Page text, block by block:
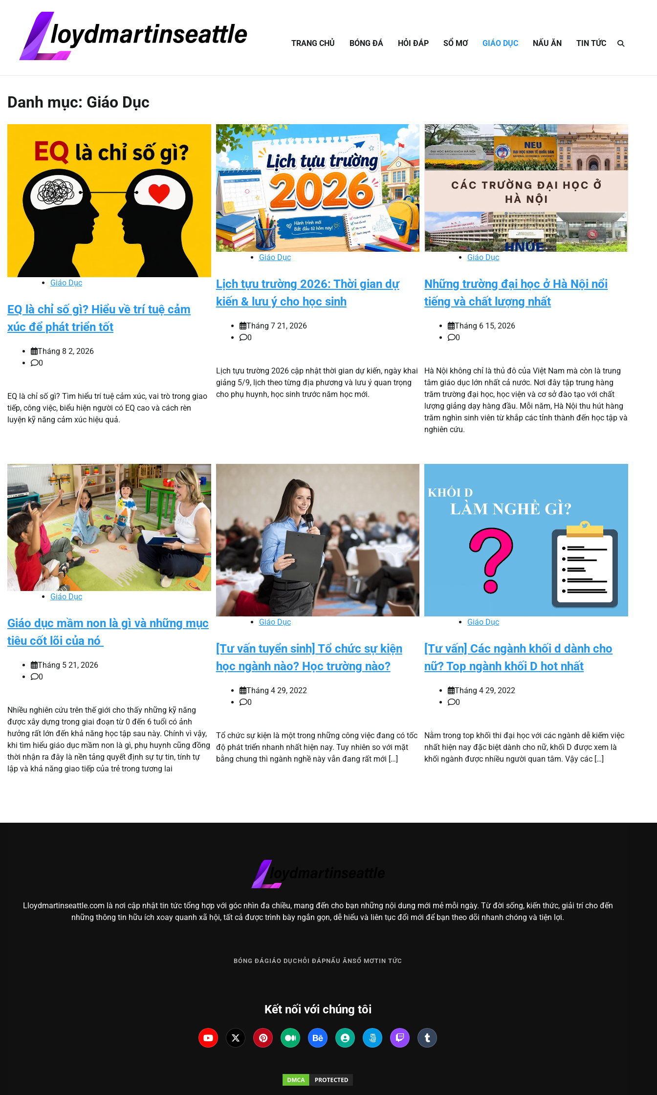
TRANG CHỦ BÓNG ĐÁ HỎI ĐÁP SỔ MƠ GIÁO DỤC NẤU ĂN TIN TỨC
Danh mục: Giáo Dục
Giáo Dục
EQ là chỉ số gì? Hiểu về trí tuệ cảm
xúc để phát triển tốt
Tháng 8 2, 2026
0
EQ là chỉ số gì? Tìm hiểu trí tuệ cảm xúc, vai trò trong giao
tiếp, công việc, biểu hiện người có EQ cao và cách rèn
luyện kỹ năng cảm xúc hiệu quả.
Giáo Dục
Lịch tựu trường 2026: Thời gian dự
kiến & lưu ý cho học sinh
Tháng 7 21, 2026
0
Lịch tựu trường 2026 cập nhật thời gian dự kiến, ngày khai
giảng 5/9, lịch theo từng địa phương và lưu ý quan trọng
cho phụ huynh, học sinh trước năm học mới.
Giáo Dục
Những trường đại học ở Hà Nội nổi
tiếng và chất lượng nhất
Tháng 6 15, 2026
0
Hà Nội không chỉ là thủ đô của Việt Nam mà còn là trung
tâm giáo dục lớn nhất cả nước. Nơi đây tập trung hàng
trăm trường đại học, học viện và cơ sở đào tạo với chất
lượng giảng dạy hàng đầu. Mỗi năm, Hà Nội thu hút hàng
trăm nghìn sinh viên từ khắp các tỉnh thành đến học tập và
nghiên cứu.
Giáo Dục
Giáo dục mầm non là gì và những mục
tiêu cốt lõi của nó
Tháng 5 21, 2026
0
Nhiều nghiên cứu trên thế giới cho thấy những kỹ năng
được xây dựng trong giai đoạn từ 0 đến 6 tuổi có ảnh
hưởng rất lớn đến khả năng học tập sau này. Chính vì vậy,
khi tìm hiểu giáo dục mầm non là gì, phụ huynh cũng đồng
thời nhận ra đây là nền tảng quyết định sự tự tin, tính tự
lập và khả năng giao tiếp của trẻ trong tương lai
Giáo Dục
[Tư vấn tuyển sinh] Tổ chức sự kiện
học ngành nào? Học trường nào?
Tháng 4 29, 2022
0
Tổ chức sự kiện là một trong những công việc đang có tốc
độ phát triển nhanh nhất hiện nay. Tuy nhiên so với mặt
bằng chung thì ngành nghề này vẫn đang rất mới […]
Giáo Dục
[Tư vấn] Các ngành khối d dành cho
nữ? Top ngành khối D hot nhất
Tháng 4 29, 2022
0
Nằm trong top khối thi đại học với các ngành dễ kiếm việc
nhất hiện nay đặc biệt dành cho nữ, khối D được xem là
khối ngành được nhiều người quan tâm. Vậy các […]
Lloydmartinseattle.com là nơi cập nhật tin tức tổng hợp với góc nhìn đa chiều, mang đến cho bạn những nội dung mới mẻ mỗi ngày. Từ đời sống, kiến thức, giải trí cho đến
những thông tin hữu ích xoay quanh xã hội, tất cả được trình bày ngắn gọn, dễ hiểu và liên tục đổi mới để bạn theo dõi nhanh chóng và tiện lợi.
BÓNG ĐÁGIÁO DỤC HỎI ĐÁPNẤU ĂNSỔ MƠTIN TỨC
Kết nối với chúng tôi